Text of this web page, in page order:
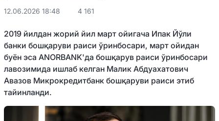
12.06.2026 18:48 4 161
2019 йилдан жорий йил март ойигача Ипак Йўли
банки бошқаруви раиси ўринбосари, март ойидан
буён эса ANORBANK'да бошқарув раиси ўринбосари
лавозимида ишлаб келган Малик Абдуахатович
Авазов Микрокредитбанк бошқаруви раиси этиб
тайинланди.